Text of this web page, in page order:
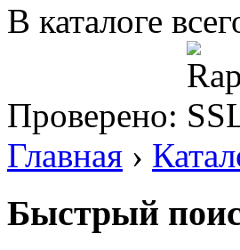
В каталоге
Проверено:
Главная ›
Быстрый